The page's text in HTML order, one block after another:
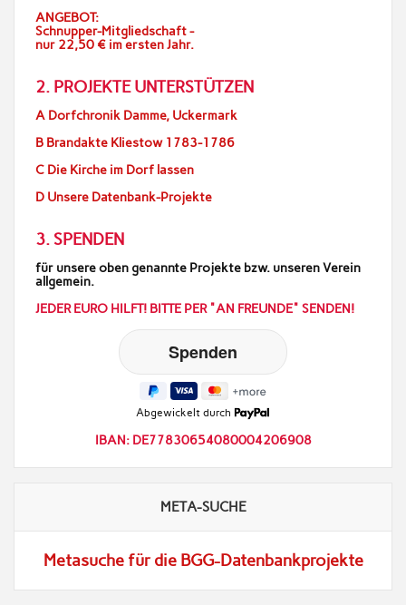
ANGEBOT:
Schnupper-Mitgliedschaft -
nur 22,50 € im ersten Jahr.
2. PROJEKTE UNTERSTÜTZEN
A Dorfchronik Damme, Uckermark
B Brandakte Kliestow 1783-1786
C Die Kirche im Dorf lassen
D Unsere Datenbank-Projekte
3. SPENDEN
für unsere oben genannte Projekte bzw. unseren Verein
allgemein.
JEDER EURO HILFT! BITTE PER "AN FREUNDE" SENDEN!
Abgewickelt durch
IBAN: DE77830654080004206908
META-SUCHE
Metasuche für die BGG-Datenbankprojekte